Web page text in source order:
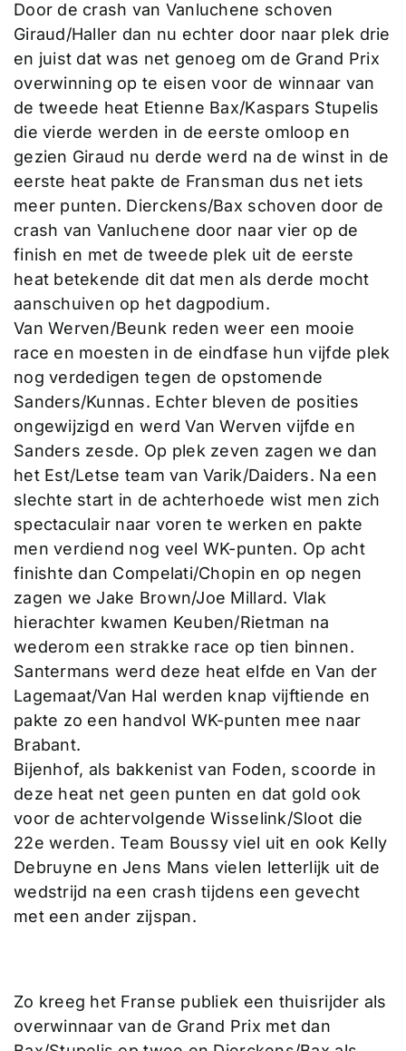
Door de crash van Vanluchene schoven
Giraud/Haller dan nu echter door naar plek drie
en juist dat was net genoeg om de Grand Prix
overwinning op te eisen voor de winnaar van
de tweede heat Etienne Bax/Kaspars Stupelis
die vierde werden in de eerste omloop en
gezien Giraud nu derde werd na de winst in de
eerste heat pakte de Fransman dus net iets
meer punten. Dierckens/Bax schoven door de
crash van Vanluchene door naar vier op de
finish en met de tweede plek uit de eerste
heat betekende dit dat men als derde mocht
aanschuiven op het dagpodium.
Van Werven/Beunk reden weer een mooie
race en moesten in de eindfase hun vijfde plek
nog verdedigen tegen de opstomende
Sanders/Kunnas. Echter bleven de posities
ongewijzigd en werd Van Werven vijfde en
Sanders zesde. Op plek zeven zagen we dan
het Est/Letse team van Varik/Daiders. Na een
slechte start in de achterhoede wist men zich
spectaculair naar voren te werken en pakte
men verdiend nog veel WK-punten. Op acht
finishte dan Compelati/Chopin en op negen
zagen we Jake Brown/Joe Millard. Vlak
hierachter kwamen Keuben/Rietman na
wederom een strakke race op tien binnen.
Santermans werd deze heat elfde en Van der
Lagemaat/Van Hal werden knap vijftiende en
pakte zo een handvol WK-punten mee naar
Brabant.
Bijenhof, als bakkenist van Foden, scoorde in
deze heat net geen punten en dat gold ook
voor de achtervolgende Wisselink/Sloot die
22e werden. Team Boussy viel uit en ook Kelly
Debruyne en Jens Mans vielen letterlijk uit de
wedstrijd na een crash tijdens een gevecht
met een ander zijspan.
Zo kreeg het Franse publiek een thuisrijder als
overwinnaar van de Grand Prix met dan